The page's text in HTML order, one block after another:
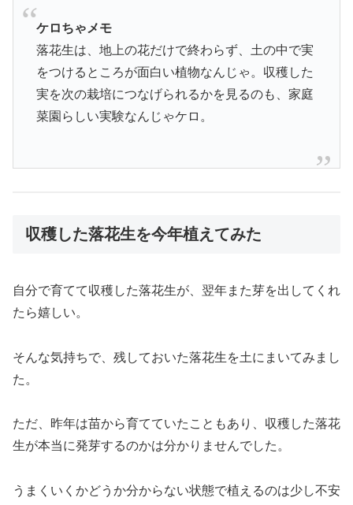
ケロちゃメモ
落花生は、地上の花だけで終わらず、土の中で実
をつけるところが面白い植物なんじゃ。収穫した
実を次の栽培につなげられるかを見るのも、家庭
菜園らしい実験なんじゃケロ。
収穫した落花生を今年植えてみた
自分で育てて収穫した落花生が、翌年また芽を出してくれ
たら嬉しい。
そんな気持ちで、残しておいた落花生を土にまいてみまし
た。
ただ、昨年は苗から育てていたこともあり、収穫した落花
生が本当に発芽するのかは分かりませんでした。
うまくいくかどうか分からない状態で植えるのは少し不安